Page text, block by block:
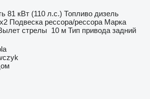
81 кВт (110 л.с.) Топливо дизель
Подвеска рессора/рессора Марка
стрелы 10 м Тип привода задний